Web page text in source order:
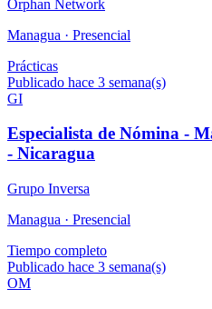
Orphan Network
Managua · Presencial
Prácticas
Publicado hace 3 semana(s)
GI
Especialista de Nómina -
- Nicaragua
Grupo Inversa
Managua · Presencial
Tiempo completo
Publicado hace 3 semana(s)
OM